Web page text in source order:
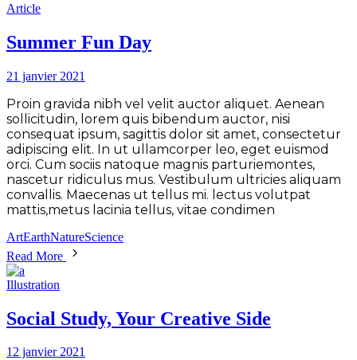
Article
Summer Fun Day
21 janvier 2021
Proin gravida nibh vel velit auctor aliquet. Aenean
sollicitudin, lorem quis bibendum auctor, nisi
consequat ipsum, sagittis dolor sit amet, consectetur
adipiscing elit. In ut ullamcorper leo, eget euismod
orci. Cum sociis natoque magnis parturiemontes,
nascetur ridiculus mus. Vestibulum ultricies aliquam
convallis. Maecenas ut tellus mi. lectus volutpat
mattis,metus lacinia tellus, vitae condimen
ArtEarthNatureScience
Read More
Illustration
Social Study, Your Creative Side
12 janvier 2021